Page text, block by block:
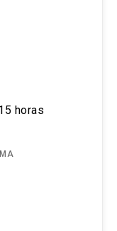
importante
horas